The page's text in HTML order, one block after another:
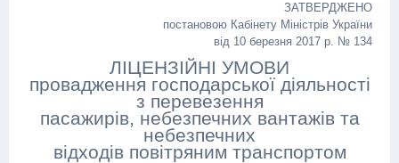
ЗАТВЕРДЖЕНО
постановою Кабінету Міністрів України
від 10 березня 2017 р. № 134
ЛІЦЕНЗІЙНІ УМОВИ
провадження господарської діяльності
з перевезення
пасажирів, небезпечних вантажів та
небезпечних
відходів повітряним транспортом